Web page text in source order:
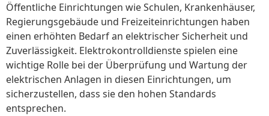
Öffentliche Einrichtungen wie Schulen, Krankenhäuser,
Regierungsgebäude und Freizeiteinrichtungen haben
einen erhöhten Bedarf an elektrischer Sicherheit und
Zuverlässigkeit. Elektrokontrolldienste spielen eine
wichtige Rolle bei der Überprüfung und Wartung der
elektrischen Anlagen in diesen Einrichtungen, um
sicherzustellen, dass sie den hohen Standards
entsprechen.